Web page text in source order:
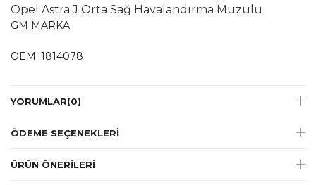
Opel Astra J Orta Sağ Havalandırma Muzulu
GM MARKA
OEM: 1814078
YORUMLAR(0)
ÖDEME SEÇENEKLERI
ÜRÜN ÖNERILERI